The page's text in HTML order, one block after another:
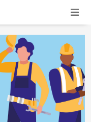
ナビ